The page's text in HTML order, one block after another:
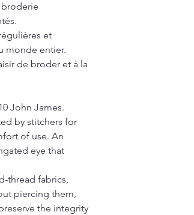
et
monde entier.
de broder et à la
John James.
by stitchers for
of use. An
eye that
thread fabrics,
piercing them,
the integrity